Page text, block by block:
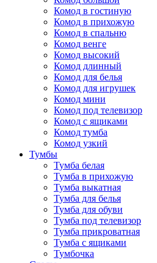
Комод в гостиную
Комод в прихожую
Комод в спальню
Комод венге
Комод высокий
Комод длинный
Комод для белья
Комод для игрушек
Комод мини
Комод под телевизор
Комод с ящиками
Комод тумба
Комод узкий
Тумбы
Тумба белая
Тумба в прихожую
Тумба выкатная
Тумба для белья
Тумба для обуви
Тумба под телевизор
Тумба прикроватная
Тумба с ящиками
Тумбочка